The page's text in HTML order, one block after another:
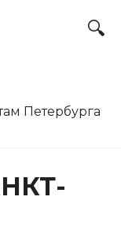
Петербурга